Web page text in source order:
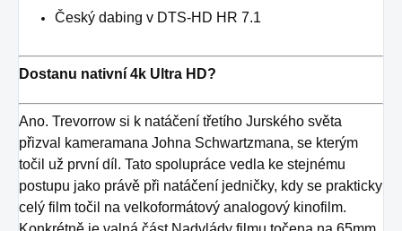
Český dabing v DTS-HD HR 7.1
Dostanu nativní 4k Ultra HD?
Ano. Trevorrow si k natáčení třetího Jurského světa
přizval kameramana Johna Schwartzmana, se kterým
točil už první díl. Tato spolupráce vedla ke stejnému
postupu jako právě při natáčení jedničky, kdy se prakticky
celý film točil na velkoformátový analogový kinofilm.